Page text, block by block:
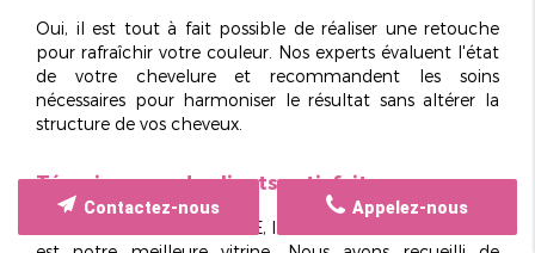
Oui, il est tout à fait possible de réaliser une retouche
pour rafraîchir votre couleur. Nos experts évaluent l'état
de votre chevelure et recommandent les soins
nécessaires pour harmoniser le résultat sans altérer la
structure de vos cheveux.
Témoignages de clients satisfaits
Chez L'ATELIER DE DODIE, la satisfaction de nos clients
Appelez-nous
Contactez-nous